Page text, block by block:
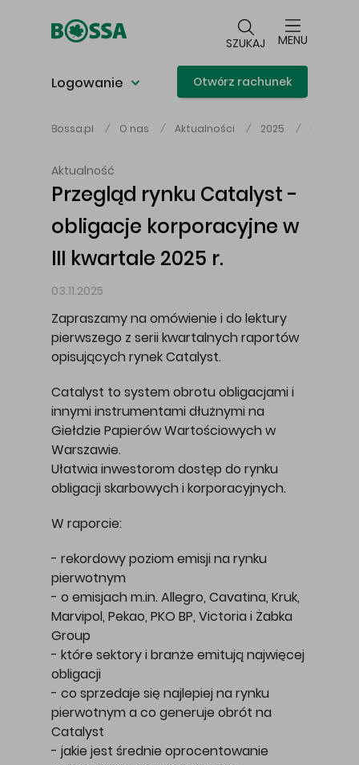
SZUKAJ MENU
Logowanie Otwórz rachunek
Bossa.pl O nas Aktualności 2025
Aktualność
Przegląd rynku Catalyst -
obligacje korporacyjne w
III kwartale 2025 r.
03.11.2025
Zapraszamy na omówienie i do lektury
pierwszego z serii kwartalnych raportów
opisujących rynek Catalyst.
Catalyst to system obrotu obligacjami i
innymi instrumentami dłużnymi na
Giełdzie Papierów Wartościowych w
Warszawie.
Ułatwia inwestorom dostęp do rynku
obligacji skarbowych i korporacyjnych.
W raporcie:
- rekordowy poziom emisji na rynku
pierwotnym
- o emisjach m.in. Allegro, Cavatina, Kruk,
Marvipol, Pekao, PKO BP, Victoria i Żabka
Group
- które sektory i branże emitują najwięcej
obligacji
- co sprzedaje się najlepiej na rynku
pierwotnym a co generuje obrót na
Catalyst
- jakie jest średnie oprocentowanie